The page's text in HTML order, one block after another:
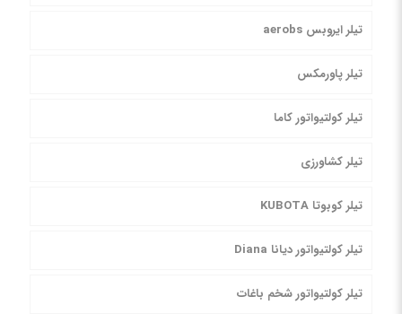
تیلر ایروبس aerobs
تیلر پاورمکس
تیلر کولتیواتور کاما
تیلر کشاورزی
تیلر کوبوتا KUBOTA
تیلر کولتیواتور دیانا Diana
تیلر کولتیواتور شخم باغات